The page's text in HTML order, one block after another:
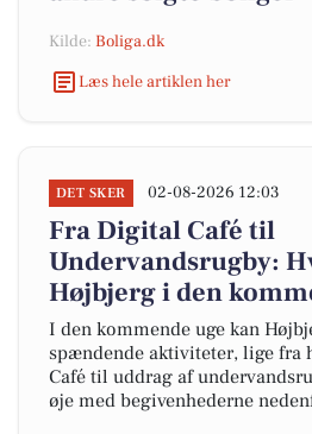
Kilde: Boliga.dk
Læs hele artiklen her
DET SKER 02-08-2026 12:03
Fra Digital Café til
Undervandsrugby:
Højbjerg i den
I den kommende uge kan
spændende aktiviteter, lige
Café til uddrag af
øje med begivenhederne